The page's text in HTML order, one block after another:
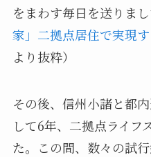
をまわす毎日を送りま
家」二拠点居住で実現
より抜粋）
その後、信州小諸と都
して6年、二拠点ライフ
た。この間、数々の試